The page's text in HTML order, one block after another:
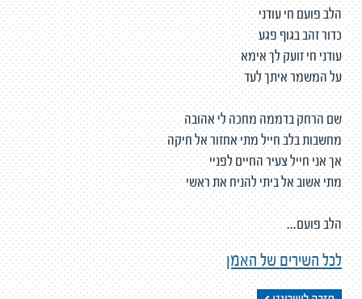
הלב פועם חי עודני
כדור זהב בגוף פגע
עודני חי זועק לך אימא
על המשמר איתך לעד
שם הרחק בדממה מחכה לי אהובה
מחשבות בלב חייל מתי אחזור אל חיקה
אך אני חייל צעיר החיים לפניי
מתי אשוב אל ביתי להניח את ראשי
הלב פועם...
לכל השירים של האמן